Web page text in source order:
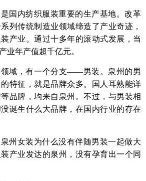
国内纺织服装重要的生产基地。改革
列传统制造业领域缔造了产业奇迹，
产业。通过十多年的滚动式发展，当
业年产值超千亿元。
领域，有一个分支——男装。泉州的男
特征，就是品牌众多。国人耳熟能详
品牌，均来自泉州。不过，与男装相
诞生什么大品牌，在国内行业的存在
州女装为什么没有伴随男装一起做大
产业发达的泉州，没有孕育出一个同